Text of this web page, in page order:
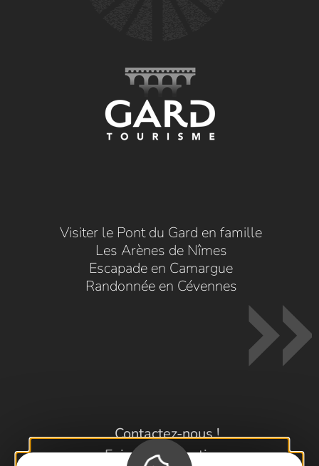
Visiter le Pont du Gard en famille
Les Arènes de Nîmes
Escapade en Camargue
Randonnée en Cévennes
Contactez-nous !
Foire aux questions